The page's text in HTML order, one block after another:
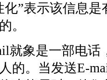
化”表示该信息
。
就象是一部电话
的。当发送E-